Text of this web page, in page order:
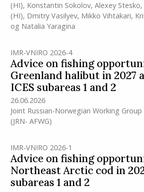
(HI), Konstantin Sokolov, Alexey Stesko,
(HI), Dmitry Vasilyev, Mikko Vihtakari,
og Natalia Yaragina
IMR-VNIRO 2026-4
Advice on fishing
Greenland halibut in 2027
ICES subareas 1 and 2
26.06.2026
Joint Russian-Norwegian Working
(JRN- AFWG)
IMR-VNIRO 2026-1
Advice on fishing
Northeast Arctic cod in
subareas 1 and 2